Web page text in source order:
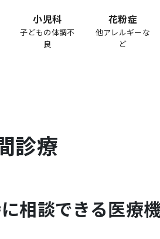
小児科
子どもの体調不
良
花粉症
他アレルギーな
ど
診療
相談できる医療